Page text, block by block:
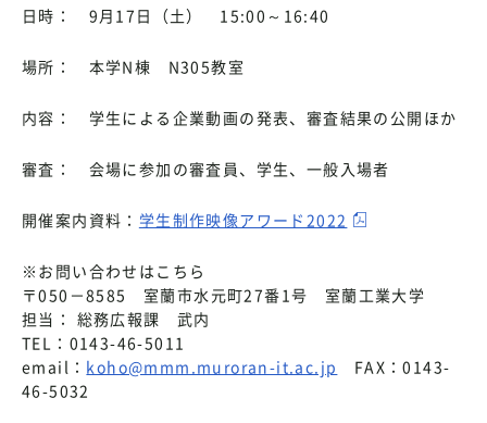
日時： 9月17日（土） 15:00～16:40
場所： 本学N棟 N305教室
内容： 学生による企業動画の発表、審査結果の公開ほか
審査： 会場に参加の審査員、学生、一般入場者
開催案内資料： 学生制作映像アワード2022
※お問い合わせはこちら
〒050－8585 室蘭市水元町27番1号 室蘭工業大学
担当： 総務広報課 武内
TEL：0143-46-5011
email： koho@mmm.muroran-it.ac.jp
FAX：0143-
46-5032